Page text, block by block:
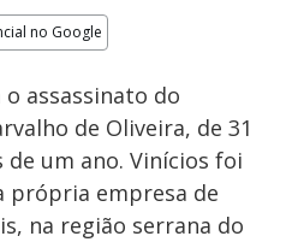
no Google
assassinato do
de Oliveira, de 31
um ano. Vinícios foi
própria empresa de
na região serrana do